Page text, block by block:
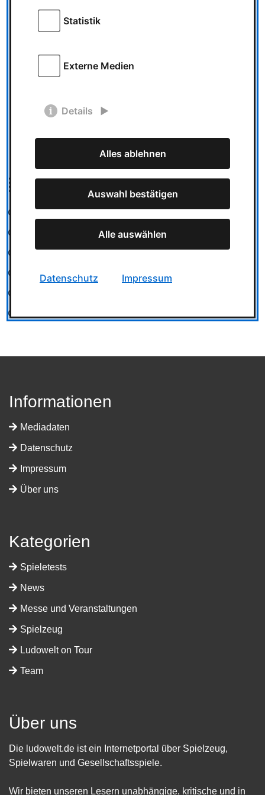
Dito!, Die Insel der Mookies und Rebirth
gewinnen 12 Juli 2026 | Nicole Nowitzki |
stehen fest: Bei der Preisverleihung am 12.
Juli …
34
Kategorien
Spieletests
Messe und Veranstaltungen
Spielzeug
Informationen
Mediadaten
Datenschutz
Impressum
Über uns
Kategorien
Spieletests
News
Messe und Veranstaltungen
Spielzeug
Ludowelt on Tour
Team
Über uns
Die ludowelt.de ist ein Internetportal über Spielzeug,
Spielwaren und Gesellschaftsspiele.
Wir bieten unseren Lesern unabhängige, kritische und in
Statistik
Externe Medien
Details
Alles ablehnen
Auswahl bestätigen
Alle auswählen
Datenschutz Impressum